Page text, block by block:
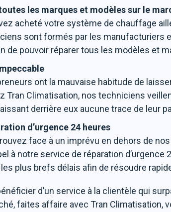
les marques et modèles sur le
acheté votre système de chauffage
sont formés par les manufacturiers
de pouvoir réparer tous les modèles et
ont la mauvaise habitude de
Tran Climatisation, nos techniciens
derrière eux aucune trace de leur
d’urgence 24 heures
face à un imprévu en dehors de
à notre service de réparation
plus brefs délais afin de résoudre
d’un service à la clientèle qui
faites affaire avec Tran Climatisation,